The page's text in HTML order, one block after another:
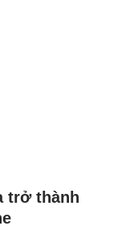
trở thành